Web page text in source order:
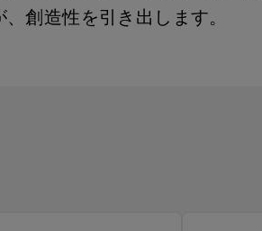
創造性を引き出します。